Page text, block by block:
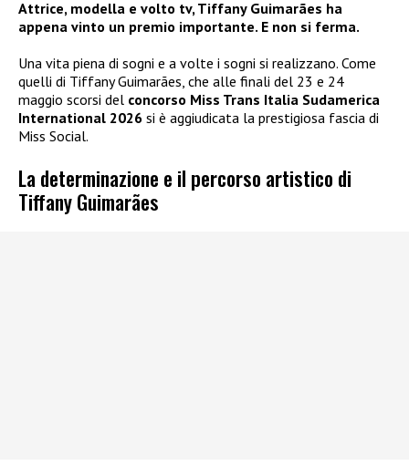
Attrice, modella e volto tv, Tiffany Guimarães ha
appena vinto un premio importante. E non si ferma.
Una vita piena di sogni e a volte i sogni si realizzano. Come
quelli di Tiffany Guimarães, che alle finali del 23 e 24
maggio scorsi del concorso Miss Trans Italia Sudamerica
International 2026 si è aggiudicata la prestigiosa fascia di
Miss Social.
La determinazione e il percorso artistico di
Tiffany Guimarães